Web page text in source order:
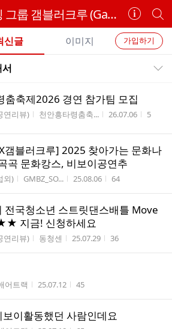
브레이킹 그룹 갬블러크루 (Gamblerz Crew) 소통카페
카
페
정
보
개
별
카
페
검
가입하기
신글 이미지
춤축제2026 경연 참가팀 모집
연리뷰) 작성자
천안흥타령춤축... 작성시간
26.07.06 조회수
5
갬블러크루] 2025 찾아가는 문화나
곡 문화캉스, 비보이공연추
외) 작성자
GMBZ_SO... 작성시간
25.08.06 조회수
64
국청소년 스트릿댄스배틀 Move
지금! 신청하세요
연리뷰) 작성자
동청센 작성시간
25.07.29 조회수
36
성자
어트랙 작성시간
25.07.12 조회수
45
이활동했던 사람인데요